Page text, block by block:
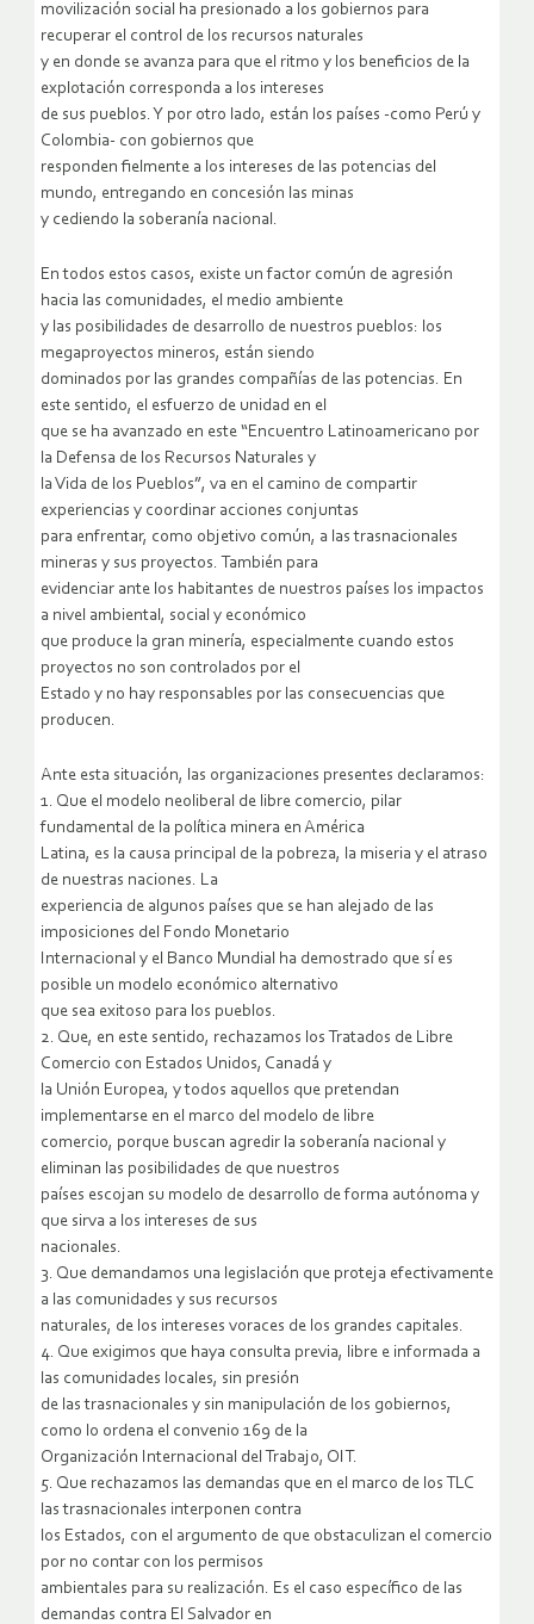
movilización social ha presionado a los gobiernos para
recuperar el control de los recursos naturales
y en donde se avanza para que el ritmo y los beneficios de la
explotación corresponda a los intereses
de sus pueblos. Y por otro lado, están los países -como Perú y
Colombia- con gobiernos que
responden fielmente a los intereses de las potencias del
mundo, entregando en concesión las minas
y cediendo la soberanía nacional.
En todos estos casos, existe un factor común de agresión
hacia las comunidades, el medio ambiente
y las posibilidades de desarrollo de nuestros pueblos: los
megaproyectos mineros, están siendo
dominados por las grandes compañías de las potencias. En
este sentido, el esfuerzo de unidad en el
que se ha avanzado en este “Encuentro Latinoamericano por
la Defensa de los Recursos Naturales y
la Vida de los Pueblos”, va en el camino de compartir
experiencias y coordinar acciones conjuntas
para enfrentar, como objetivo común, a las trasnacionales
mineras y sus proyectos. También para
evidenciar ante los habitantes de nuestros países los impactos
a nivel ambiental, social y económico
que produce la gran minería, especialmente cuando estos
proyectos no son controlados por el
Estado y no hay responsables por las consecuencias que
producen.
Ante esta situación, las organizaciones presentes declaramos:
1. Que el modelo neoliberal de libre comercio, pilar
fundamental de la política minera en América
Latina, es la causa principal de la pobreza, la miseria y el atraso
de nuestras naciones. La
experiencia de algunos países que se han alejado de las
imposiciones del Fondo Monetario
Internacional y el Banco Mundial ha demostrado que sí es
posible un modelo económico alternativo
que sea exitoso para los pueblos.
2. Que, en este sentido, rechazamos los Tratados de Libre
Comercio con Estados Unidos, Canadá y
la Unión Europea, y todos aquellos que pretendan
implementarse en el marco del modelo de libre
comercio, porque buscan agredir la soberanía nacional y
eliminan las posibilidades de que nuestros
países escojan su modelo de desarrollo de forma autónoma y
que sirva a los intereses de sus
nacionales.
3. Que demandamos una legislación que proteja efectivamente
a las comunidades y sus recursos
naturales, de los intereses voraces de los grandes capitales.
4. Que exigimos que haya consulta previa, libre e informada a
las comunidades locales, sin presión
de las trasnacionales y sin manipulación de los gobiernos,
como lo ordena el convenio 169 de la
Organización Internacional del Trabajo, OIT.
5. Que rechazamos las demandas que en el marco de los TLC
las trasnacionales interponen contra
los Estados, con el argumento de que obstaculizan el comercio
por no contar con los permisos
ambientales para su realización. Es el caso específico de las
demandas contra El Salvador en